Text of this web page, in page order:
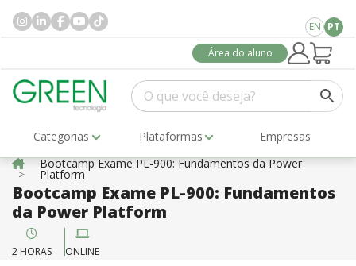
EN PT
Área do aluno
Categorias Plataformas
Empresas
Bootcamp Exame PL-900: Fundamentos da Power
Platform
Bootcamp Exame PL-900: Fundamentos
da Power Platform
2 HORAS ONLINE